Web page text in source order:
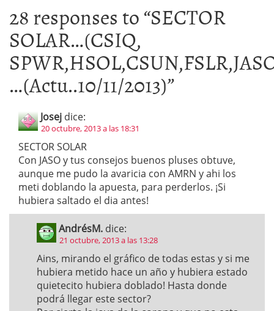
28 responses to “SECTOR
SOLAR…(CSIQ,
…(Actu..10/11/2013)”
Josej dice:
20 octubre, 2013 a las 18:31
SECTOR SOLAR
Con JASO y tus consejos buenos pluses obtuve,
aunque me pudo la avaricia con AMRN y ahi los
meti doblando la apuesta, para perderlos. ¡Si
hubiera saltado el dia antes!
AndrésM. dice:
21 octubre, 2013 a las 13:28
Ains, mirando el gráfico de todas estas y si me
hubiera metido hace un año y hubiera estado
quietecito hubiera doblado! Hasta donde
podrá llegar este sector?